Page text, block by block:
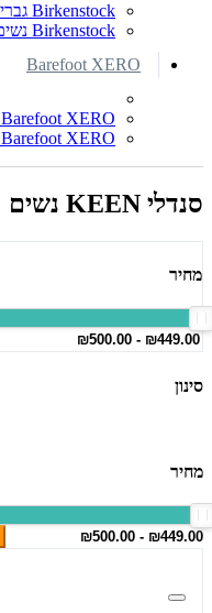
Birkenstock גברים
Birkenstock נשים
Barefoot XERO
Barefoot XERO גברים
Barefoot XERO נשים
סנדלי KEEN נשים
מחיר
סינון
מחיר